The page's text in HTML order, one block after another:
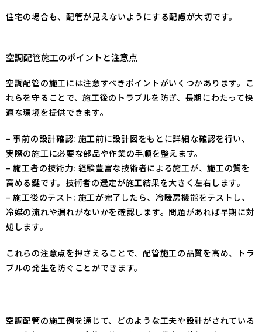
住宅の場合も、配管が見えないようにする配慮が大切です。
空調配管施工のポイントと注意点
空調配管の施工には注意すべきポイントがいくつかあります。こ
れらを守ることで、施工後のトラブルを防ぎ、長期にわたって快
適な環境を提供できます。
– 事前の設計確認: 施工前に設計図をもとに詳細な確認を行い、
実際の施工に必要な部品や作業の手順を整えます。
– 施工者の技術力: 経験豊富な技術者による施工が、施工の質を
高める鍵です。技術者の選定が施工結果を大きく左右します。
– 施工後のテスト: 施工が完了したら、冷暖房機能をテストし、
冷媒の流れや漏れがないかを確認します。問題があれば早期に対
処します。
これらの注意点を押さえることで、配管施工の品質を高め、トラ
ブルの発生を防ぐことができます。
空調配管の施工例を通じて、どのような工夫や設計がされている